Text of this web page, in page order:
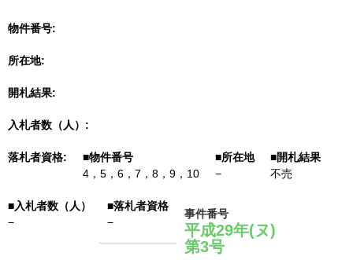
物件番号
所在地
開札結果
入札者数（人）
落札者資格
4，5，6，7，8，9，10
− 不売
− −
事件番号
平成29年(ヌ)
第3号